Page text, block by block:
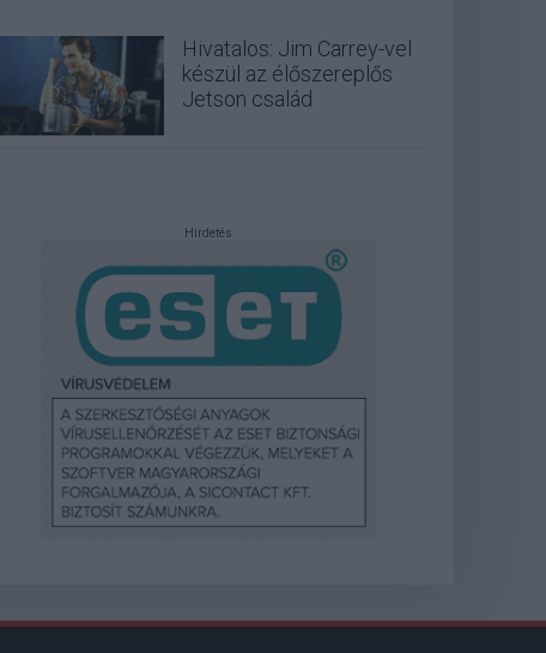
Hivatalos: Jim Carrey-vel
készül az élőszereplős
Jetson család
Hirdetés